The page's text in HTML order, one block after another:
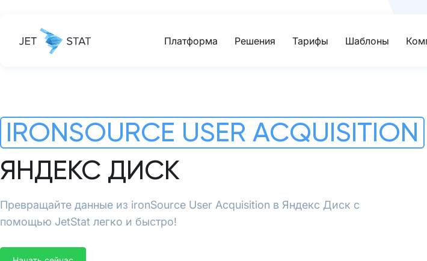
Платформа Решения Тарифы Шаблоны
IRONSOURCE USER ACQUISITION
ЯНДЕКС ДИСК
Превращайте данные из ironSource User Acquisition в Яндекс Диск с
помощью JetStat легко и быстро!